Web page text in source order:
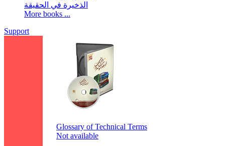
الذخیرة في الحقیقة
More books ...
Support
Glossary of Technical Terms
Not available